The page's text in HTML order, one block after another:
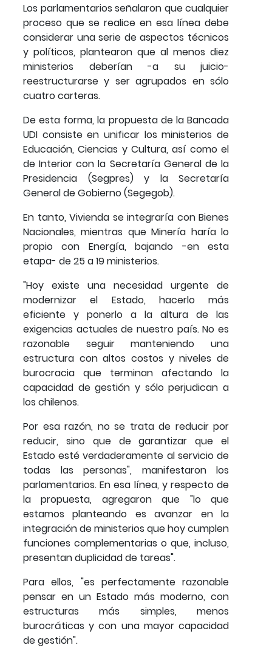
Los parlamentarios señalaron que cualquier
proceso que se realice en esa línea debe
considerar una serie de aspectos técnicos
y políticos, plantearon que al menos diez
ministerios deberían -a su juicio-
reestructurarse y ser agrupados en sólo
cuatro carteras.
De esta forma, la propuesta de la Bancada
UDI consiste en unificar los ministerios de
Educación, Ciencias y Cultura, así como el
de Interior con la Secretaría General de la
Presidencia (Segpres) y la Secretaría
General de Gobierno (Segegob).
En tanto, Vivienda se integraría con Bienes
Nacionales, mientras que Minería haría lo
propio con Energía, bajando -en esta
etapa- de 25 a 19 ministerios.
"Hoy existe una necesidad urgente de
modernizar el Estado, hacerlo más
eficiente y ponerlo a la altura de las
exigencias actuales de nuestro país. No es
razonable seguir manteniendo una
estructura con altos costos y niveles de
burocracia que terminan afectando la
capacidad de gestión y sólo perjudican a
los chilenos.
Por esa razón, no se trata de reducir por
reducir, sino que de garantizar que el
Estado esté verdaderamente al servicio de
todas las personas", manifestaron los
parlamentarios. En esa línea, y respecto de
la propuesta, agregaron que "lo que
estamos planteando es avanzar en la
integración de ministerios que hoy cumplen
funciones complementarias o que, incluso,
presentan duplicidad de tareas".
Para ellos, "es perfectamente razonable
pensar en un Estado más moderno, con
estructuras más simples, menos
burocráticas y con una mayor capacidad
de gestión".